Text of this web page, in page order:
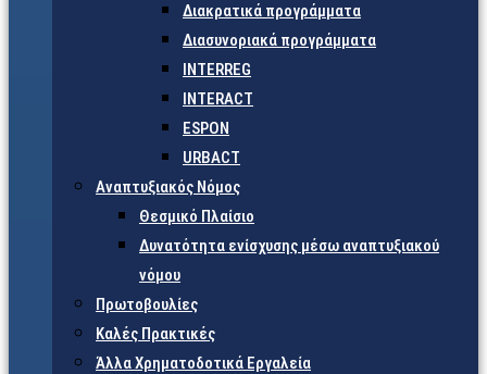
Διακρατικά προγράμματα
Διασυνοριακά προγράμματα
INTERREG
INTERACT
ESPON
URBACT
Αναπτυξιακός Νόμος
Θεσμικό Πλαίσιο
Δυνατότητα ενίσχυσης μέσω αναπτυξιακού
νόμου
Πρωτοβουλίες
Καλές Πρακτικές
Άλλα Χρηματοδοτικά Εργαλεία